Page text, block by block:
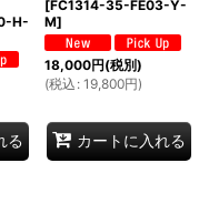
H-
る
[FC1314-35-FE03-Y-
M]
18,000円(税別)
(税込 : 19,800円)
カートに入れる